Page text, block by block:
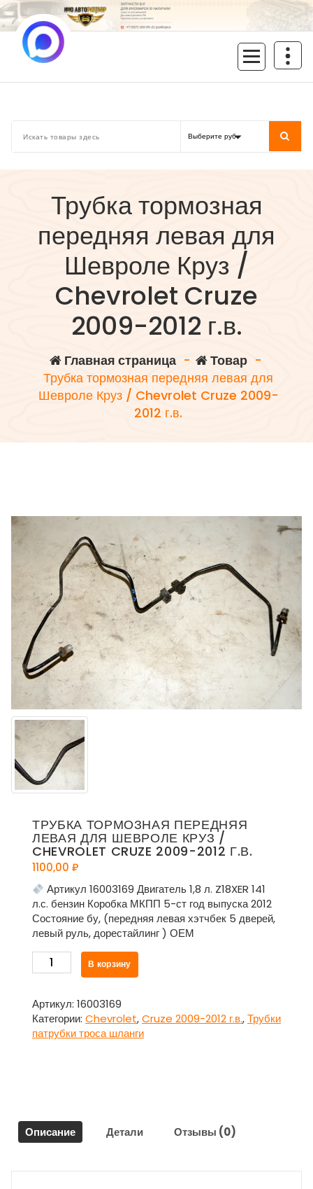
Перейти
к
содержимому
Трубка тормозная
передняя левая для
Шевроле Круз /
Chevrolet Cruze
2009-2012 г.в.
Главная страница- Товар-
Трубка тормозная передняя левая для
Шевроле Круз / Chevrolet Cruze 2009-
2012 г.в.
ТРУБКА ТОРМОЗНАЯ ПЕРЕДНЯЯ
ЛЕВАЯ ДЛЯ ШЕВРОЛЕ КРУЗ /
CHEVROLET CRUZE 2009-2012 Г.В.
1100,00 ₽
Артикул 16003169 Двигатель 1,8 л. Z18XER 141
л.с. бензин Коробка МКПП 5-ст год выпуска 2012
Состояние бу, (передняя левая хэтчбек 5 дверей,
левый руль, дорестайлинг ) ОЕМ
Количество
товара
тормозная
передняя
левая
Cruze
2009-
В корзину
Артикул: 16003169
Категории: Chevrolet,Cruze 2009-2012 г.в.,Трубки
патрубки троса шланги
Описание Детали Отзывы (0)